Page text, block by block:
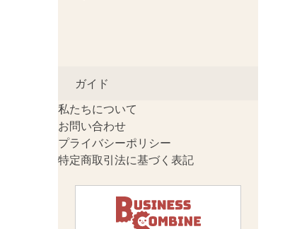
ガイド
私たちについて
お問い合わせ
プライバシーポリシー
特定商取引法に基づく表記